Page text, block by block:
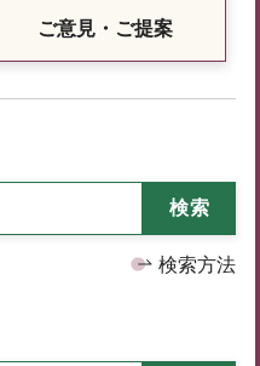
ご意見・ご提案
検索方法